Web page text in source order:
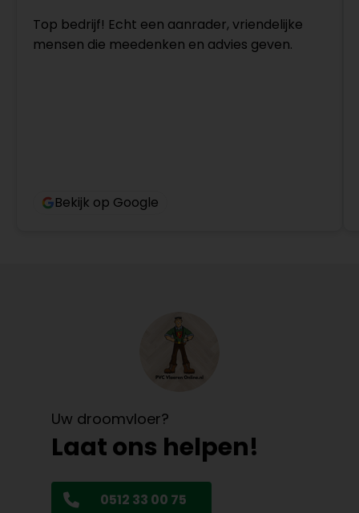
Top bedrijf! Echt een aanrader, vriendelijke
mensen die meedenken en advies geven.
Bekijk op Google
Uw droomvloer?
Laat ons helpen!
0512 33 00 75